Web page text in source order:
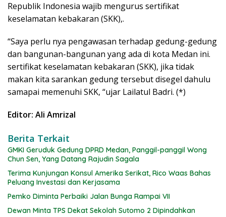
Republik Indonesia wajib mengurus sertifikat
keselamatan kebakaran (SKK),.
“Saya perlu nya pengawasan terhadap gedung-gedung
dan bangunan-bangunan yang ada di kota Medan ini.
sertifikat keselamatan kebakaran (SKK), jika tidak
makan kita sarankan gedung tersebut disegel dahulu
samapai memenuhi SKK, “ujar Lailatul Badri. (*)
Editor: Ali Amrizal
Berita Terkait
GMKI Geruduk Gedung DPRD Medan, Panggil-panggil Wong
Chun Sen, Yang Datang Rajudin Sagala
Terima Kunjungan Konsul Amerika Serikat, Rico Waas Bahas
Peluang Investasi dan Kerjasama
Pemko Diminta Perbaiki Jalan Bunga Rampai VII
Dewan Minta TPS Dekat Sekolah Sutomo 2 Dipindahkan